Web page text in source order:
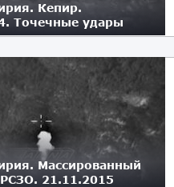
Кепир.
Точечные удары
Массированный
РСЗО. 21.11.2015